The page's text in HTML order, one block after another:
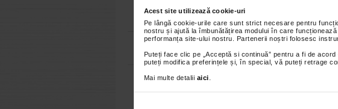
Acest site utilizează cookie-uri
Pe lângă cookie-urile care sunt strict necesare pentru
nostru și ajută la îmbunătățirea modului în care
performanța site-ului nostru. Partenerii noștri folosesc
Puteți face clic pe „Acceptă si continuă” pentru a fi de
puteți modifica preferințele și, în special, vă puteți retrage
Mai multe detalii aici
Ce Oftapic ti se
potriveste
Adora – Adorabili
din prima clipa
Seturi cadou